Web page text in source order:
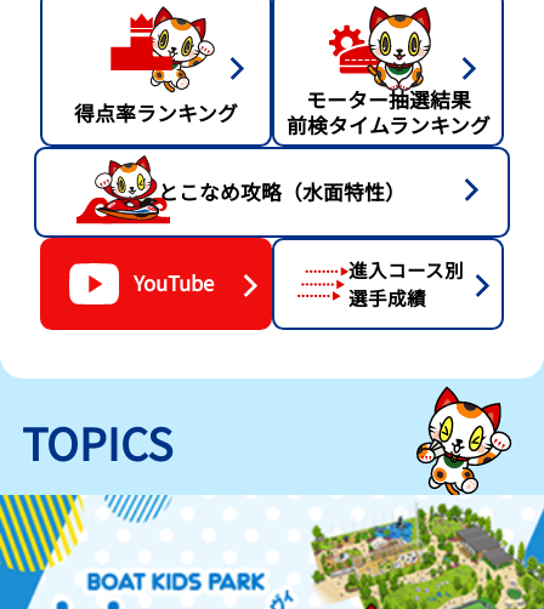
得点率ランキング
モーター抽選結果
前検タイムランキング
とこなめ攻略（水面特性）
YouTube
進入コース別
選手成績
TOPICS